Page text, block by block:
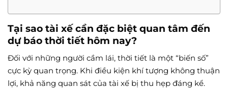
Tại sao tài xế cần đặc biệt quan tâm đến
dự báo thời tiết hôm nay?
Đối với những người cầm lái, thời tiết là một “biến số”
cực kỳ quan trọng. Khi điều kiện khí tượng không thuận
lợi, khả năng quan sát của tài xế bị thu hẹp đáng kể.